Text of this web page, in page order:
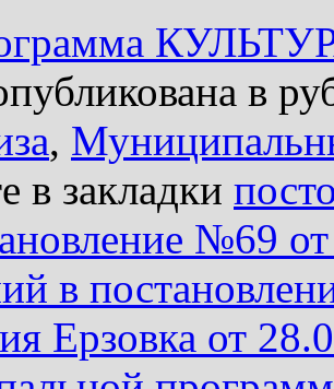
в
,
в закладки
№69
в
Ерзовка от